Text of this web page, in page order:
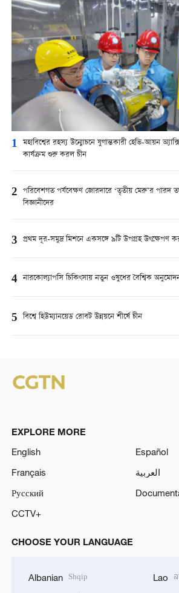
1 মহাবিশ্বের রহস্য উন্মোচনে যুগান্তকারী হেভি-আয়ন
কার্যক্রম শুরু করল চীন
2 পরিবেশগত পর্যবেক্ষণ জোরদারে ‘তৃতীয় মেরু’র পারদ
বিজ্ঞানীদের
3 প্রথম দূর-সমুদ্র মিশনে একসঙ্গে ৯টি উপগ্রহ উৎক্ষেপণ
4 নারকোল্যাপসি চিকিৎসায় নতুন ওষুধের বৈশ্বিক
5 বিশ্বে হিউম্যানয়েড রোবট উন্নয়নে শীর্ষে চীন
EXPLORE MORE
English
Español
Français
العربية
Русский
CCTV+
CHOOSE YOUR LANGUAGE
Albanian Shqip Lao